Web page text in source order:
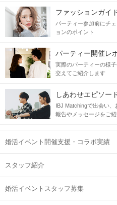
ファッションガイ
パーティー参加前にチ
ョンのポイント
パーティー開催レ
実際のパーティーの様
交えてご紹介します
しあわせエピソー
IBJ Matchingで出会い
報告やメッセージをご
婚活イベント開催支援・コラボ実績
スタッフ紹介
婚活イベントスタッフ募集